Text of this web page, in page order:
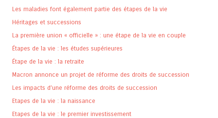
Les maladies font également partie des étapes de la vie
Héritages et successions
La première union « officielle » : une étape de la vie en couple
Étapes de la vie : les études supérieures
Étape de la vie : la retraite
Macron annonce un projet de réforme des droits de succession
Les impacts d’une réforme des droits de succession
Etapes de la vie : la naissance
Etapes de la vie : le premier investissement